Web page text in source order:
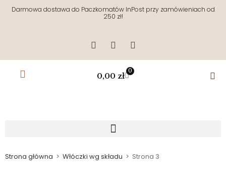
Darmowa dostawa do Paczkomatów InPost przy zamówieniach od
250 zł!
0,00 zł
0
Strona główna > Włóczki wg składu > Strona 3